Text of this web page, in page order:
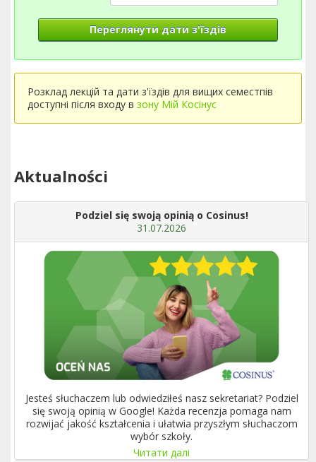
Переглянути дати з'їздів
Розклад лекцій та дати з'їздів для вищих семестпів
доступні після входу в зону Мій Косінус
Aktualności
Podziel się swoją opinią o Cosinus!
31.07.2026
Jesteś słuchaczem lub odwiedziłeś nasz sekretariat? Podziel
się swoją opinią w Google! Każda recenzja pomaga nam
rozwijać jakość kształcenia i ułatwia przyszłym słuchaczom
wybór szkoły.
Читати далі